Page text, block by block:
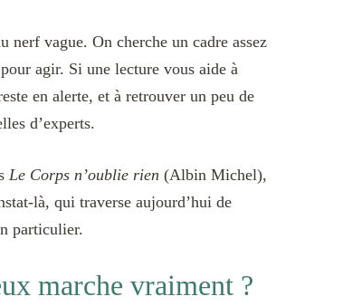
nerf vague. On cherche un cadre assez
agir. Si une lecture vous aide à
en alerte, et à retrouver un peu de
d’experts.
Le Corps n’oublie rien (Albin Michel),
là, qui traverse aujourd’hui de
particulier.
marche vraiment ?